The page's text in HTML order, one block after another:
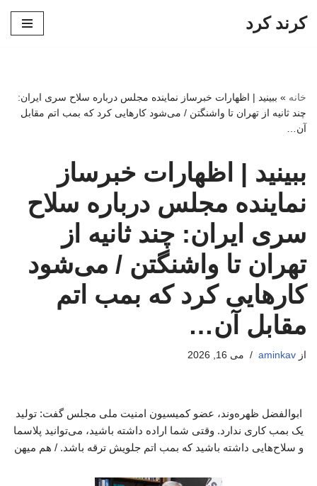
کرند کرد
خانه » ببینید | اظهارات خبرساز نماینده مجلس درباره سلاح سری ایران:
چند ثانیه از تهران تا واشنگتن / می‌شود کارهایی کرد که بمب اتم مقابل
آن…
ببینید | اظهارات خبرساز
نماینده مجلس درباره سلاح
سری ایران: چند ثانیه از
تهران تا واشنگتن / می‌شود
کارهایی کرد که بمب اتم
مقابل آن…
از aminkav می 16, 2026
ابوالفضل ظهره‌وند، عضو کمیسیون امنیت ملی مجلس گفت: تولید
یک بمب کاری ندارد. وقتی شما اراده داشته باشید، می‌توانید پلاسما
و سلاح‌هایی داشته باشید که بمب اتم جلویش ترقه باشد. / هم میهن